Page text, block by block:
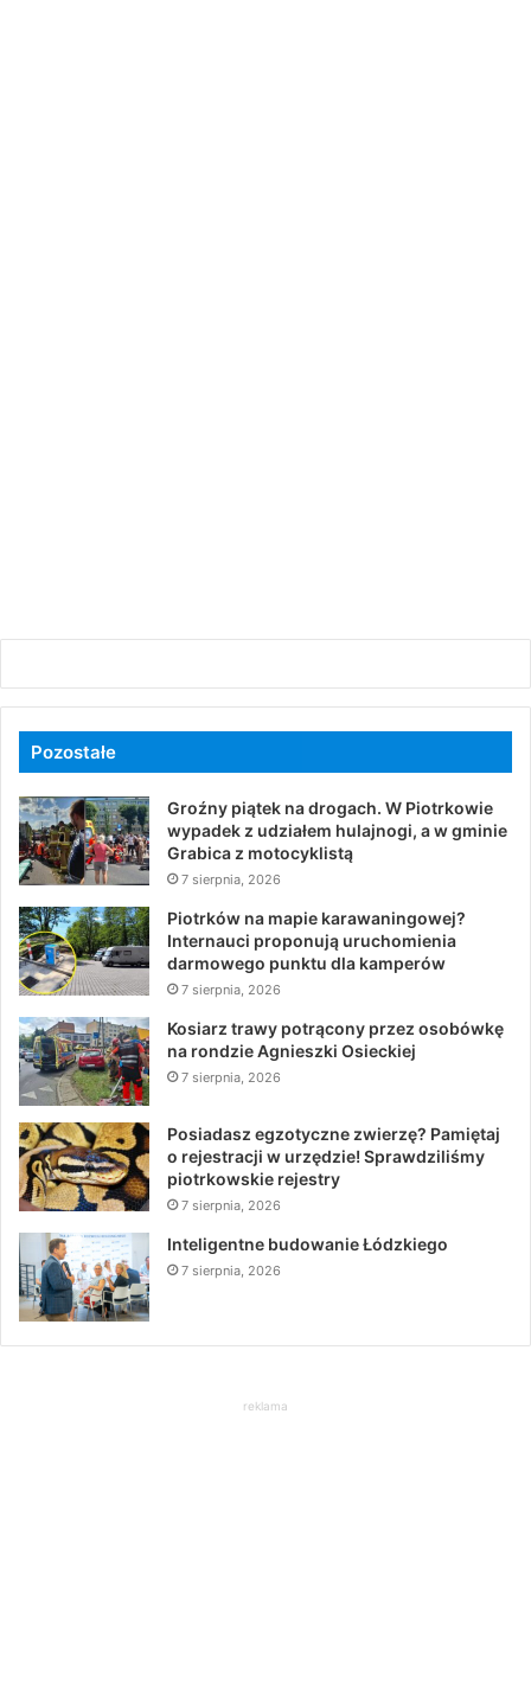
Pozostałe
Groźny piątek na drogach. W Piotrkowie
wypadek z udziałem hulajnogi, a w gminie
Grabica z motocyklistą
7 sierpnia, 2026
Piotrków na mapie karawaningowej?
Internauci proponują uruchomienia
darmowego punktu dla kamperów
7 sierpnia, 2026
Kosiarz trawy potrącony przez osobówkę
na rondzie Agnieszki Osieckiej
7 sierpnia, 2026
Posiadasz egzotyczne zwierzę? Pamiętaj
o rejestracji w urzędzie! Sprawdziliśmy
piotrkowskie rejestry
7 sierpnia, 2026
Inteligentne budowanie Łódzkiego
7 sierpnia, 2026
reklama